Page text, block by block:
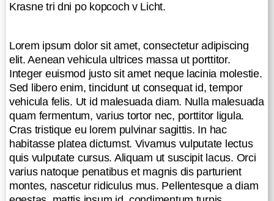
Pellentesque a diam egestas, mattis
quis, volutpat pellentesque tellus.
Sed blandit urna quis turpis aliquam,
quis posuere dolor aliquet.
Vestibulum faucibus ut massa et
euismod. Curabitur velit dolor, porta
id justo ut, tincidunt luctus sapien.
Pellentesque habitant morbi tristique
senectus et netus et malesuada
fames ac turpis egestas.
Nullam eu mauris et nibh lobortis
Krasne tri dni po kopcoch v Licht.
Lorem ipsum dolor sit amet, consectetur adipiscing
elit. Aenean vehicula ultrices massa ut porttitor.
Integer euismod justo sit amet neque lacinia molestie.
Sed libero enim, tincidunt ut consequat id, tempor
vehicula felis. Ut id malesuada diam. Nulla malesuada
quam fermentum, varius tortor nec, porttitor ligula.
Cras tristique eu lorem pulvinar sagittis. In hac
habitasse platea dictumst. Vivamus vulputate lectus
quis vulputate cursus. Aliquam ut suscipit lacus. Orci
varius natoque penatibus et magnis dis parturient
montes, nascetur ridiculus mus. Pellentesque a diam